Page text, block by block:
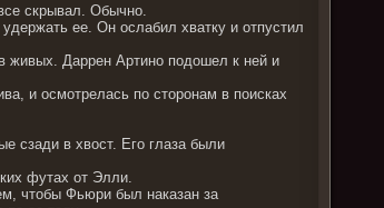
скрывал. Обычно.
ее. Он ослабил хватку и отпустил
живых. Даррен Артино подошел к ней и
и осмотрелась по сторонам в поисках
сзади в хвост. Его глаза были
футах от Элли.
чтобы Фьюри был наказан за